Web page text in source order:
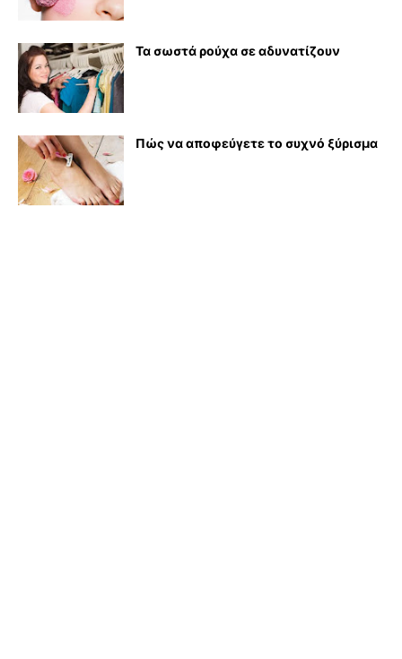
Τα σωστά ρούχα σε αδυνατίζουν
Πώς να αποφεύγετε το συχνό ξύρισμα